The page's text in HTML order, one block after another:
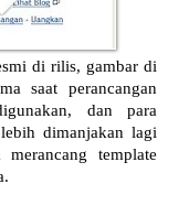
di rilis, gambar di
saat perancangan
dan para
dimanjakan lagi
merancang template